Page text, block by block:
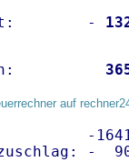
-
auf
-
-